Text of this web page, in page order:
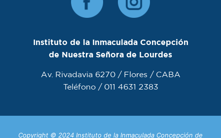
Instituto de la Inmaculada Concepción
de Nuestra Señora de Lourdes
Av. Rivadavia 6270 / Flores / CABA
Teléfono / 011 4631 2383
Copyright © 2024 Instituto de la Inmaculada Concepción de